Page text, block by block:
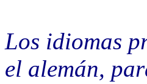
Los idiomas
el alemán,